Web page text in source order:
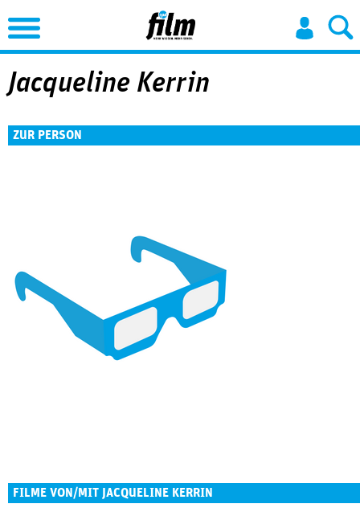
Jump to Navigation
Jacqueline Kerrin
ZUR PERSON
FILME VON/MIT JACQUELINE KERRIN